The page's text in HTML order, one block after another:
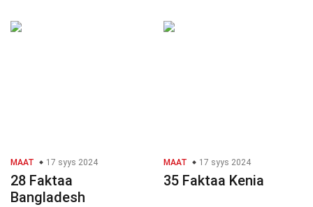
MAAT 17 syys 2024
28 Faktaa
Bangladesh
MAAT 17 syys 2024
35 Faktaa Kenia